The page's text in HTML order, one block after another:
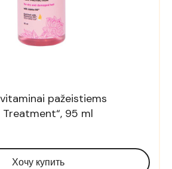
vitaminai pažeistiems
Treatment“, 95 ml
Хочу купить